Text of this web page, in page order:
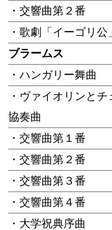
・交響曲第２番
・歌劇「イーゴリ公
ブラームス
・ハンガリー舞曲
・ヴァイオリンと
協奏曲
・交響曲第１番
・交響曲第２番
・交響曲第３番
・交響曲第４番
・大学祝典序曲